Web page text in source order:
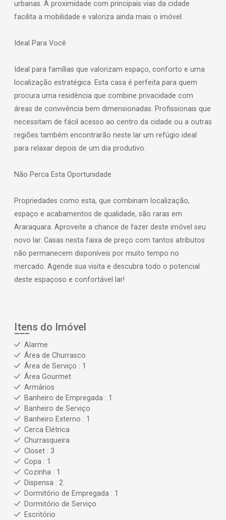
urbanas. A proximidade com principais vias da cidade
facilita a mobilidade e valoriza ainda mais o imóvel.
Ideal Para Você
Ideal para famílias que valorizam espaço, conforto e uma
localização estratégica. Esta casa é perfeita para quem
procura uma residência que combine privacidade com
áreas de convivência bem dimensionadas. Profissionais que
necessitam de fácil acesso ao centro da cidade ou a outras
regiões também encontrarão neste lar um refúgio ideal
para relaxar depois de um dia produtivo.
Não Perca Esta Oportunidade
Propriedades como esta, que combinam localização,
espaço e acabamentos de qualidade, são raras em
Araraquara. Aproveite a chance de fazer deste imóvel seu
novo lar. Casas nesta faixa de preço com tantos atributos
não permanecem disponíveis por muito tempo no
mercado. Agende sua visita e descubra todo o potencial
deste espaçoso e confortável lar!
Itens do Imóvel
Alarme
Área de Churrasco
Área de Serviço : 1
Área Gourmet
Armários
Banheiro de Empregada : 1
Banheiro de Serviço
Banheiro Externo : 1
Cerca Elétrica
Churrasqueira
Closet : 3
Copa : 1
Cozinha : 1
Dispensa : 2
Dormitório de Empregada : 1
Dormitório de Serviço
Escritório